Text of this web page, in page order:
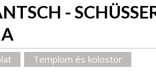
-
Templom és kolostor